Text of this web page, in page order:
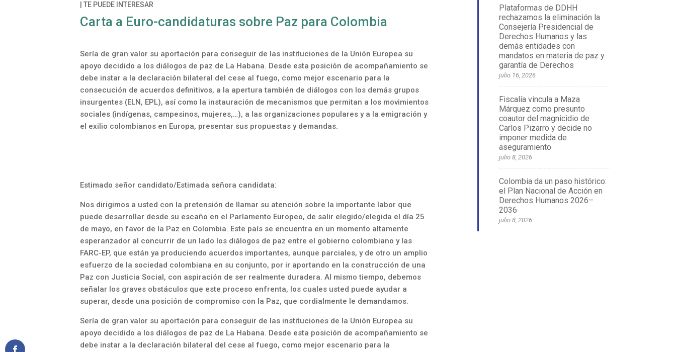
|TE PUEDE INTERESAR
Carta a Euro-candidaturas sobre Paz para Colombia
Sería de gran valor su aportación para conseguir de las instituciones de la Unión Europea su
apoyo decidido a los diálogos de paz de La Habana. Desde esta posición de acompañamiento se
debe instar a la declaración bilateral del cese al fuego, como mejor escenario para la
consecución de acuerdos definitivos, a la apertura también de diálogos con los demás grupos
insurgentes (ELN, EPL), así como la instauración de mecanismos que permitan a los movimientos
sociales (indígenas, campesinos, mujeres,…), a las organizaciones populares y a la emigración y
el exilio colombianos en Europa, presentar sus propuestas y demandas.
Estimado señor candidato/Estimada señora candidata:
Nos dirigimos a usted con la pretensión de llamar su atención sobre la importante labor que
puede desarrollar desde su escaño en el Parlamento Europeo, de salir elegido/elegida el día 25
de mayo, en favor de la Paz en Colombia. Este país se encuentra en un momento altamente
esperanzador al concurrir de un lado los diálogos de paz entre el gobierno colombiano y las
FARC-EP, que están ya produciendo acuerdos importantes, aunque parciales, y de otro un amplio
esfuerzo de la sociedad colombiana en su conjunto, por ir aportando en la construcción de una
Paz con Justicia Social, con aspiración de ser realmente duradera. Al mismo tiempo, debemos
señalar los graves obstáculos que este proceso enfrenta, los cuales usted puede ayudar a
superar, desde una posición de compromiso con la Paz, que cordialmente le demandamos.
Sería de gran valor su aportación para conseguir de las instituciones de la Unión Europea su
apoyo decidido a los diálogos de paz de La Habana. Desde esta posición de acompañamiento se
debe instar a la declaración bilateral del cese al fuego, como mejor escenario para la
Plataformas de DDHH
rechazamos la eliminación la
Consejería Presidencial de
Derechos Humanos y las
demás entidades con
mandatos en materia de paz y
garantía de Derechos
julio 16, 2026
Fiscalía vincula a Maza
Márquez como presunto
coautor del magnicidio de
Carlos Pizarro y decide no
imponer medida de
aseguramiento
julio 8, 2026
Colombia da un paso histórico:
el Plan Nacional de Acción en
Derechos Humanos 2026–
2036
julio 8, 2026